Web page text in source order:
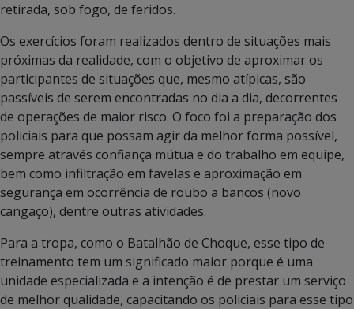
retirada, sob fogo, de feridos.
Os exercícios foram realizados dentro de situações mais
próximas da realidade, com o objetivo de aproximar os
participantes de situações que, mesmo atípicas, são
passíveis de serem encontradas no dia a dia, decorrentes
de operações de maior risco. O foco foi a preparação dos
policiais para que possam agir da melhor forma possível,
sempre através confiança mútua e do trabalho em equipe,
bem como infiltração em favelas e aproximação em
segurança em ocorrência de roubo a bancos (novo
cangaço), dentre outras atividades.
Para a tropa, como o Batalhão de Choque, esse tipo de
treinamento tem um significado maior porque é uma
unidade especializada e a intenção é de prestar um serviço
de melhor qualidade, capacitando os policiais para esse tipo